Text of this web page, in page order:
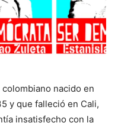
nacido en
y que falleció en Cali,
insatisfecho con la